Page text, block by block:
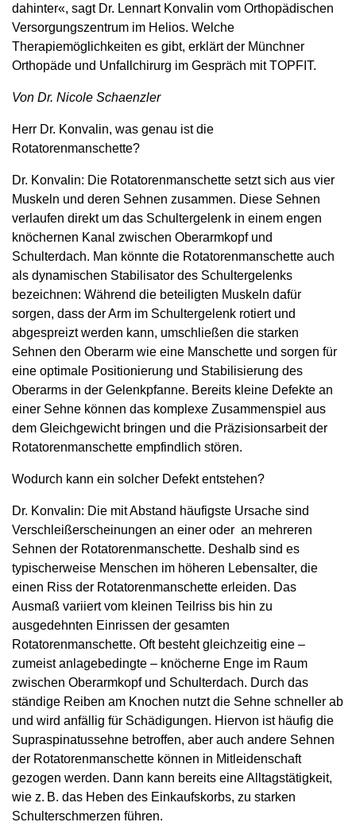
dahinter«, sagt Dr. Lennart Konvalin vom Orthopädischen
Versorgungszentrum im Helios. Welche
Therapiemöglichkeiten es gibt, erklärt der Münchner
Orthopäde und Unfallchirurg im Gespräch mit TOPFIT.
Von Dr. Nicole Schaenzler
Herr Dr. Konvalin, was genau ist die
Rotatorenmanschette?
Dr. Konvalin: Die Rotatorenmanschette setzt sich aus vier
Muskeln und deren Sehnen zusammen. Diese Sehnen
verlaufen direkt um das Schultergelenk in einem engen
knöchernen Kanal zwischen Oberarmkopf und
Schulterdach. Man könnte die Rotatorenmanschette auch
als dynamischen Stabilisator des Schultergelenks
bezeichnen: Während die beteiligten Muskeln dafür
sorgen, dass der Arm im Schultergelenk rotiert und
abgespreizt werden kann, umschließen die starken
Sehnen den Oberarm wie eine Manschette und sorgen für
eine optimale Positionierung und Stabilisierung des
Oberarms in der Gelenkpfanne. Bereits kleine Defekte an
einer Sehne können das komplexe Zusammenspiel aus
dem Gleichgewicht bringen und die Präzisionsarbeit der
Rotatorenmanschette empfindlich stören.
Wodurch kann ein solcher Defekt entstehen?
Dr. Konvalin: Die mit Abstand häufigste Ursache sind
Verschleißerscheinungen an einer oder an mehreren
Sehnen der Rotatorenmanschette. Deshalb sind es
typischerweise Menschen im höheren Lebensalter, die
einen Riss der Rotatorenmanschette erleiden. Das
Ausmaß variiert vom kleinen Teilriss bis hin zu
ausgedehnten Einrissen der gesamten
Rotatorenmanschette. Oft besteht gleichzeitig eine –
zumeist anlagebedingte – knöcherne Enge im Raum
zwischen Oberarmkopf und Schulterdach. Durch das
ständige Reiben am Knochen nutzt die Sehne schneller ab
und wird anfällig für Schädigungen. Hiervon ist häufig die
Supraspinatussehne betroffen, aber auch andere Sehnen
der Rotatorenmanschette können in Mitleidenschaft
gezogen werden. Dann kann bereits eine Alltagstätigkeit,
wie z. B. das Heben des Einkaufskorbs, zu starken
Schulterschmerzen führen.